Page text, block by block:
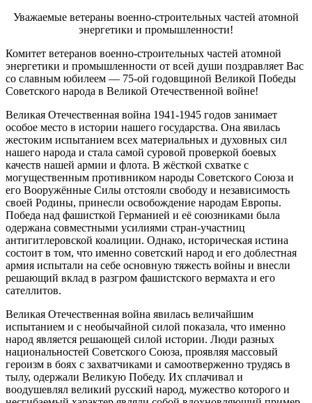
Уважаемые ветераны военно-строительных частей атомной
энергетики и промышленности!
Комитет ветеранов военно-строительных частей атомной
энергетики и промышленности от всей души поздравляет Вас
со славным юбилеем — 75-ой годовщиной Великой Победы
Советского народа в Великой Отечественной войне!
Великая Отечественная война 1941-1945 годов занимает
особое место в истории нашего государства. Она явилась
жестоким испытанием всех материальных и духовных сил
нашего народа и стала самой суровой проверкой боевых
качеств нашей армии и флота. В жёсткой схватке с
могущественным противником народы Советского Союза и
его Вооружённые Силы отстояли свободу и независимость
своей Родины, принесли освобождение народам Европы.
Победа над фашисткой Германией и её союзниками была
одержана совместными усилиями стран-участниц
антигитлеровской коалиции. Однако, историческая истина
состоит в том, что именно советский народ и его доблестная
армия испытали на себе основную тяжесть войны и внесли
решающий вклад в разгром фашистского вермахта и его
сателлитов.
Великая Отечественная война явилась величайшим
испытанием и с необычайной силой показала, что именно
народ является решающей силой истории. Люди разных
национальностей Советского Союза, проявляя массовый
героизм в боях с захватчиками и самоотверженно трудясь в
тылу, одержали Великую Победу. Их сплачивал и
воодушевлял великий русский народ, мужество которого и